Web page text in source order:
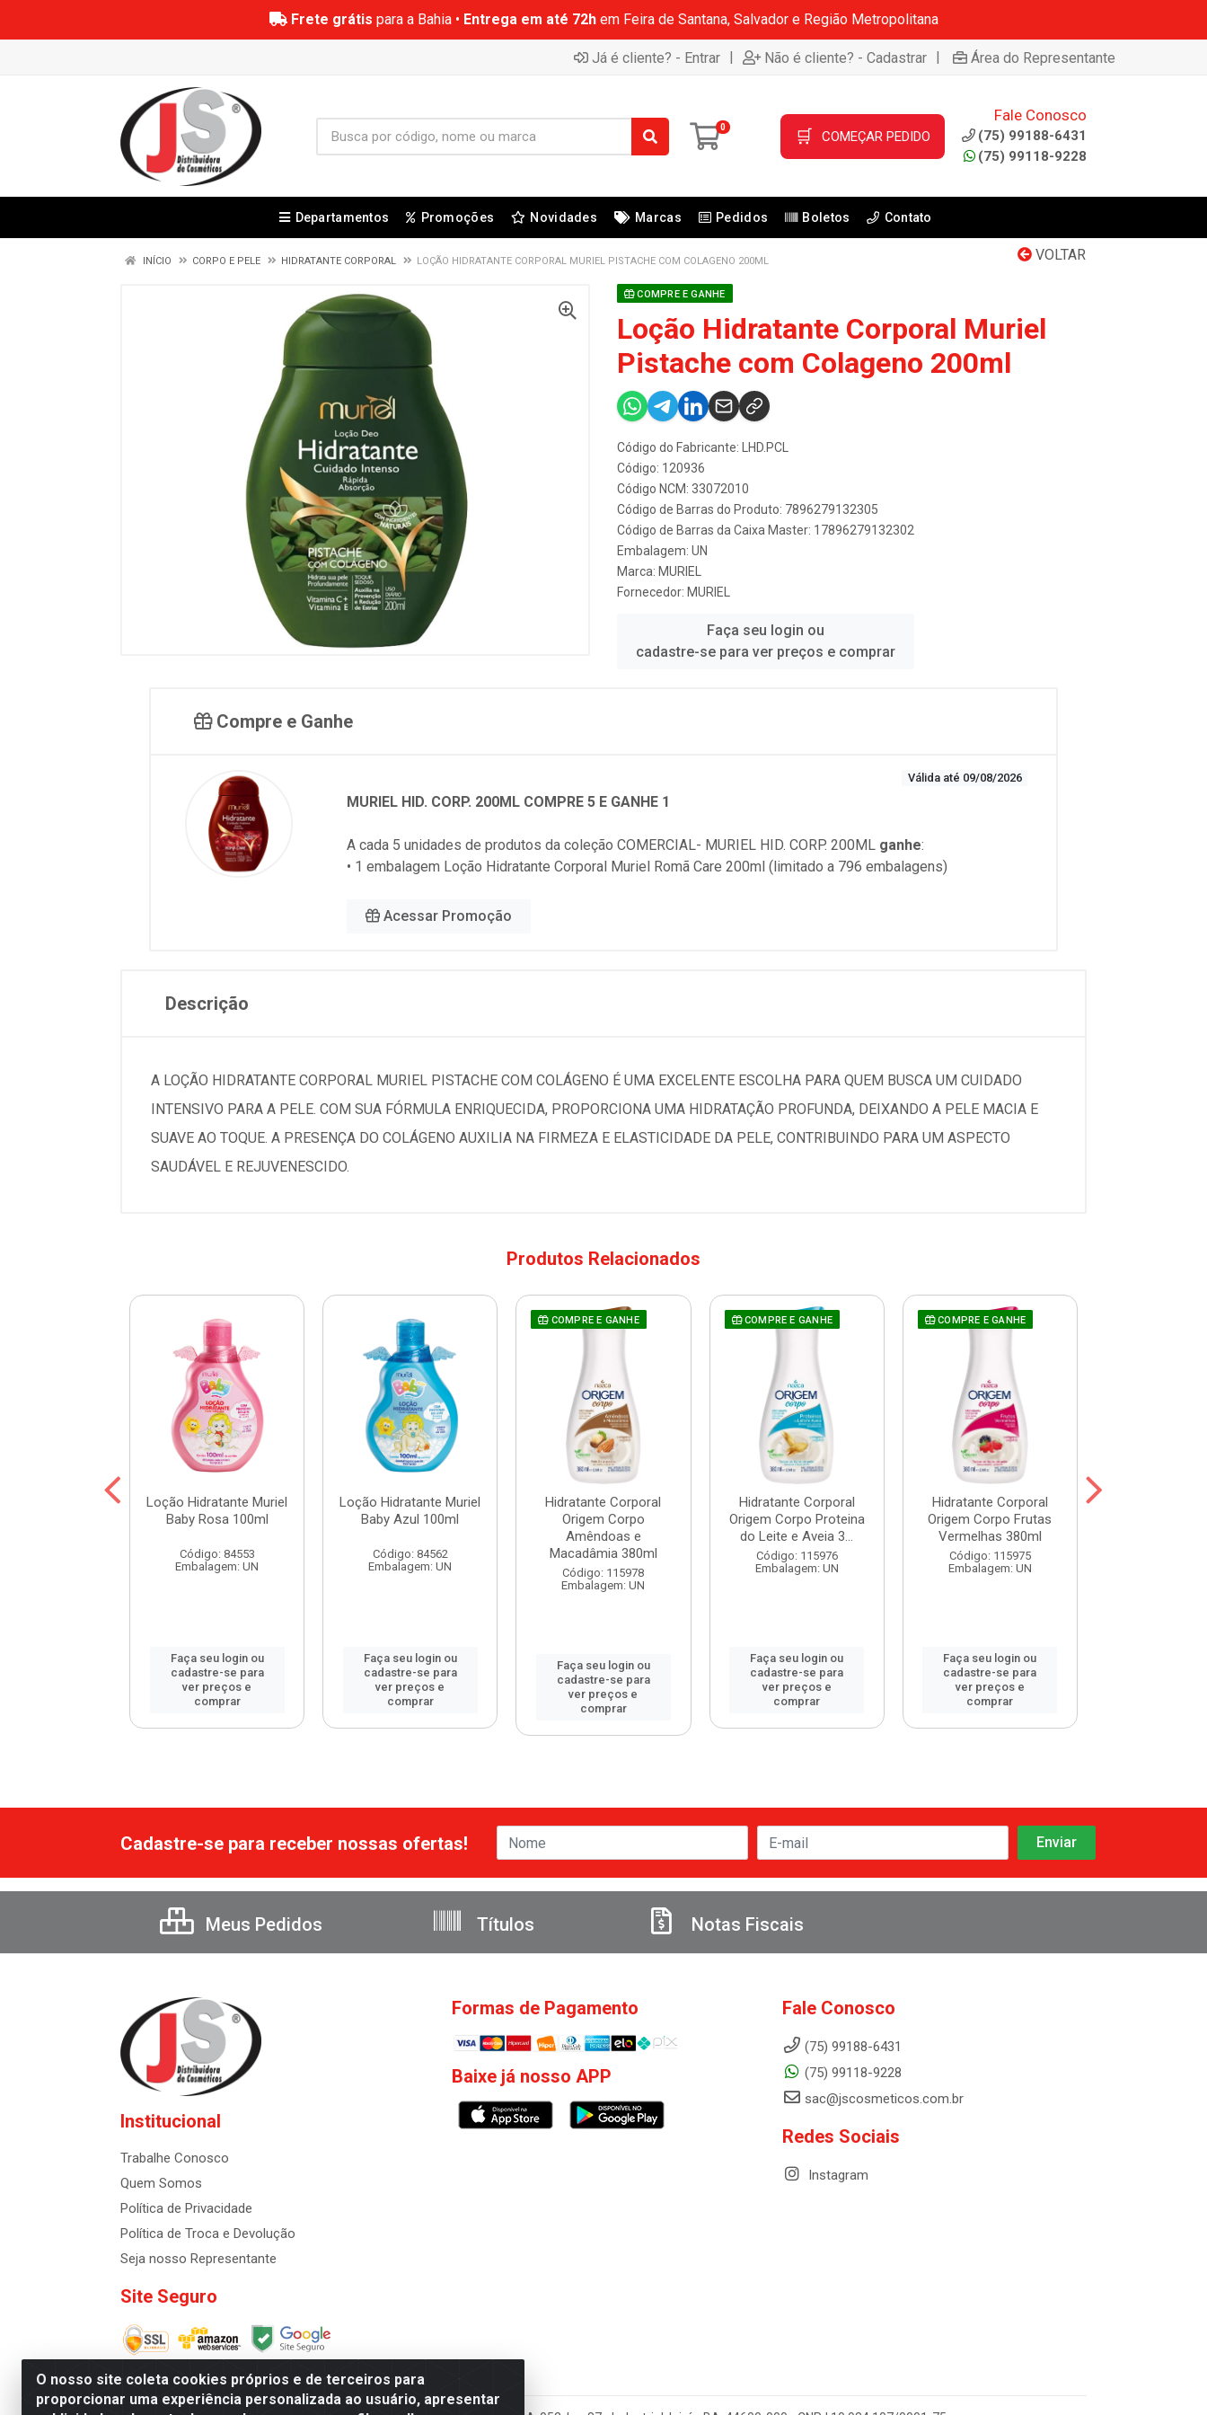
Frete grátis para a Bahia • Entrega em até 72hem Feira de Santana, Salvador e Região Metropolitana
Já é cliente? - Entrar | Não é cliente? - Cadastrar | Área do Representante
0 🛒 COMEÇAR PEDIDO
Fale Conosco
(75) 99188-6431
(75) 99118-9228
Departamentos Promoções Novidades Marcas Pedidos Boletos Contato
VOLTAR
INÍCIO CORPO E PELE HIDRATANTE CORPORAL LOÇÃO HIDRATANTE CORPORAL MURIEL PISTACHE COM COLAGENO 200ML
COMPRE E GANHE
Loção Hidratante Corporal Muriel
Pistache com Colageno 200ml
Código do Fabricante: LHD.PCL
Código: 120936
Código NCM: 33072010
Código de Barras do Produto: 7896279132305
Código de Barras da Caixa Master: 17896279132302
Embalagem: UN
Marca: MURIEL
Fornecedor: MURIEL
Faça seu login ou
cadastre-se para ver preços e comprar
Compre e Ganhe
Válida até 09/08/2026
MURIEL HID. CORP. 200ML COMPRE 5 E GANHE 1
A cada 5 unidades de produtos da coleçãoCOMERCIAL- MURIEL HID. CORP. 200ML ganhe:
• 1 embalagem Loção Hidratante Corporal Muriel Romã Care 200ml (limitado a 796 embalagens)
Acessar Promoção
Descrição
A LOÇÃO HIDRATANTE CORPORAL MURIEL PISTACHE COM COLÁGENO É UMA EXCELENTE ESCOLHA PARA QUEM BUSCA UM CUIDADO
INTENSIVO PARA A PELE. COM SUA FÓRMULA ENRIQUECIDA, PROPORCIONA UMA HIDRATAÇÃO PROFUNDA, DEIXANDO A PELE MACIA E
SUAVE AO TOQUE. A PRESENÇA DO COLÁGENO AUXILIA NA FIRMEZA E ELASTICIDADE DA PELE, CONTRIBUINDO PARA UM ASPECTO
SAUDÁVEL E REJUVENESCIDO.
Produtos Relacionados
Loção Hidratante Muriel
Baby Rosa 100ml
Código: 84553
Embalagem: UN
Faça seu login ou
cadastre-se para
ver preços e
comprar
Loção Hidratante Muriel
Baby Azul 100ml
Código: 84562
Embalagem: UN
Faça seu login ou
cadastre-se para
ver preços e
comprar
COMPRE E GANHE
Hidratante Corporal
Origem Corpo
Amêndoas e
Macadâmia 380ml
Código: 115978
Embalagem: UN
Faça seu login ou
cadastre-se para
ver preços e
comprar
COMPRE E GANHE
Hidratante Corporal
Origem Corpo Proteina
do Leite e Aveia 3...
Código: 115976
Embalagem: UN
Faça seu login ou
cadastre-se para
ver preços e
comprar
COMPRE E GANHE
Hidratante Corporal
Origem Corpo Frutas
Vermelhas 380ml
Código: 115975
Embalagem: UN
Faça seu login ou
cadastre-se para
ver preços e
comprar
O nosso site coleta cookies próprios e de terceiros para
proporcionar uma experiência personalizada ao usuário, apresentar
Cadastre-se para receber nossas ofertas!
Meus Pedidos Títulos Notas Fiscais
Institucional
Trabalhe Conosco
Quem Somos
Política de Privacidade
Política de Troca e Devolução
Seja nosso Representante
Site Seguro
Formas de Pagamento
Baixe já nosso APP
Fale Conosco
(75) 99188-6431
(75) 99118-9228
sac@jscosmeticos.com.br
Redes Sociais
Instagram